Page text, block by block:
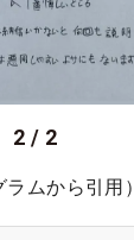
2 / 2
ムから引用）